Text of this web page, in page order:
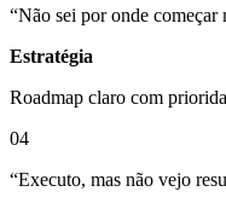
“Não sei por onde começar
Estratégia
Roadmap claro com
04
“Executo, mas não vejo